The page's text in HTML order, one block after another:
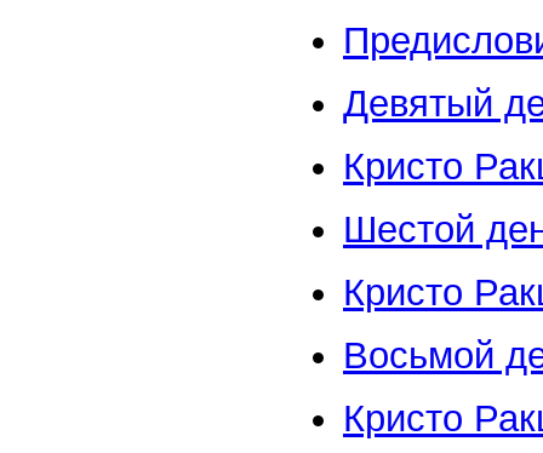
Девятый
Кристо
Шестой
Кристо
Восьмой
Кристо